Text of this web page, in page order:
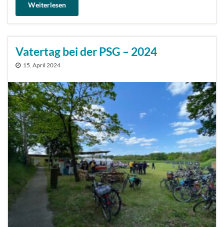
Weiterlesen
Vatertag bei der PSG – 2024
15. April 2024